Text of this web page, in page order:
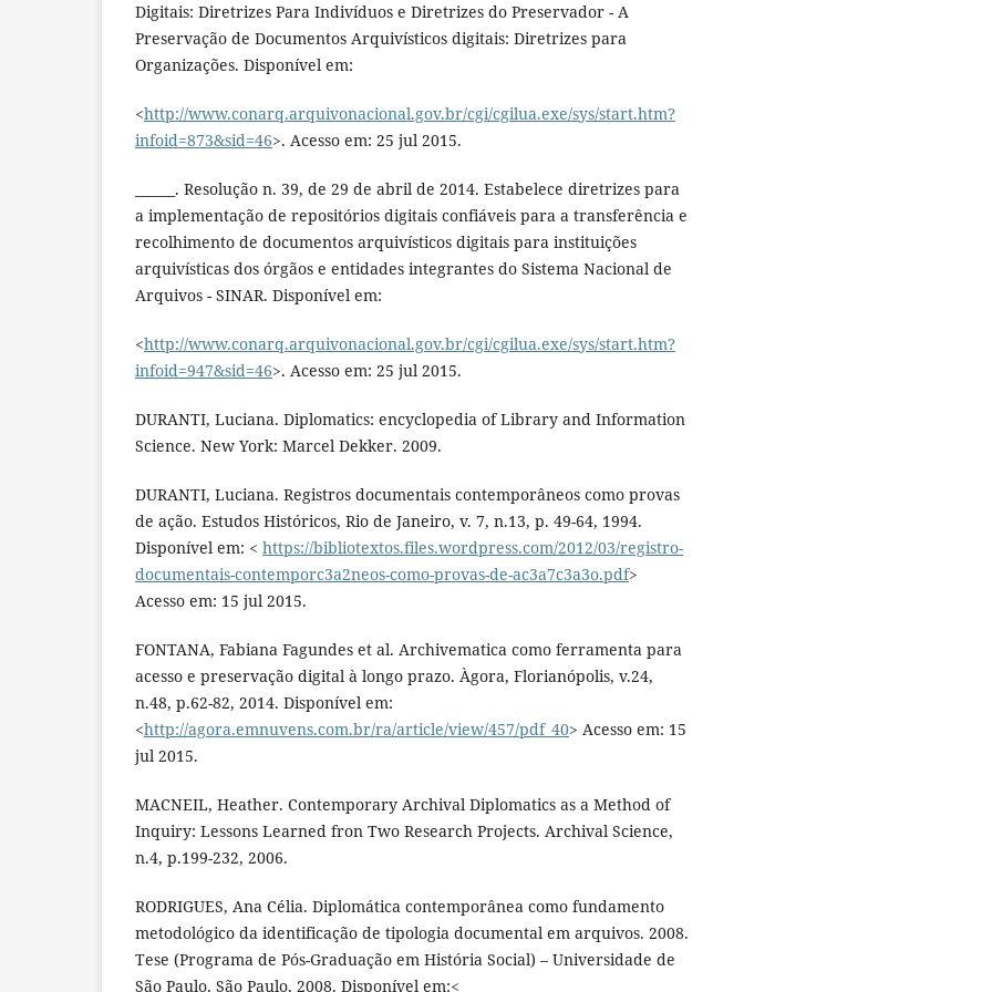
Digitais: Diretrizes Para Indivíduos e Diretrizes do Preservador - A
Preservação de Documentos Arquivísticos digitais: Diretrizes para
Organizações. Disponível em:
<http://www.conarq.arquivonacional.gov.br/cgi/cgilua.exe/sys/start.htm?
infoid=873&sid=46>. Acesso em: 25 jul 2015.
______. Resolução n. 39, de 29 de abril de 2014. Estabelece diretrizes para
a implementação de repositórios digitais confiáveis para a transferência e
recolhimento de documentos arquivísticos digitais para instituições
arquivísticas dos órgãos e entidades integrantes do Sistema Nacional de
Arquivos - SINAR. Disponível em:
<http://www.conarq.arquivonacional.gov.br/cgi/cgilua.exe/sys/start.htm?
infoid=947&sid=46>. Acesso em: 25 jul 2015.
DURANTI, Luciana. Diplomatics: encyclopedia of Library and Information
Science. New York: Marcel Dekker. 2009.
DURANTI, Luciana. Registros documentais contemporâneos como provas
de ação. Estudos Históricos, Rio de Janeiro, v. 7, n.13, p. 49-64, 1994.
Disponível em: < https://bibliotextos.files.wordpress.com/2012/03/registro-
documentais-contemporc3a2neos-como-provas-de-ac3a7c3a3o.pdf>
Acesso em: 15 jul 2015.
FONTANA, Fabiana Fagundes et al. Archivematica como ferramenta para
acesso e preservação digital à longo prazo. Àgora, Florianópolis, v.24,
n.48, p.62-82, 2014. Disponível em:
<http://agora.emnuvens.com.br/ra/article/view/457/pdf_40> Acesso em: 15
jul 2015.
MACNEIL, Heather. Contemporary Archival Diplomatics as a Method of
Inquiry: Lessons Learned fron Two Research Projects. Archival Science,
n.4, p.199-232, 2006.
RODRIGUES, Ana Célia. Diplomática contemporânea como fundamento
metodológico da identificação de tipologia documental em arquivos. 2008.
Tese (Programa de Pós-Graduação em História Social) – Universidade de
São Paulo, São Paulo, 2008. Disponível em:<